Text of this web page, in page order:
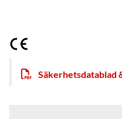
Säkerhetsdatablad